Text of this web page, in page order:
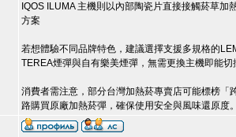
IQOS ILUMA 主機則以內部陶瓷片直接接觸菸草
方案
若想體驗不同品牌特色，建議選擇支援多規格的
TEREA煙彈與自有樂美煙彈，無需更換主機即能
消費者需注意，部分台灣加熱菸專賣店可能標榜
路購買原廠加熱菸彈，確保使用安全與風味還原度